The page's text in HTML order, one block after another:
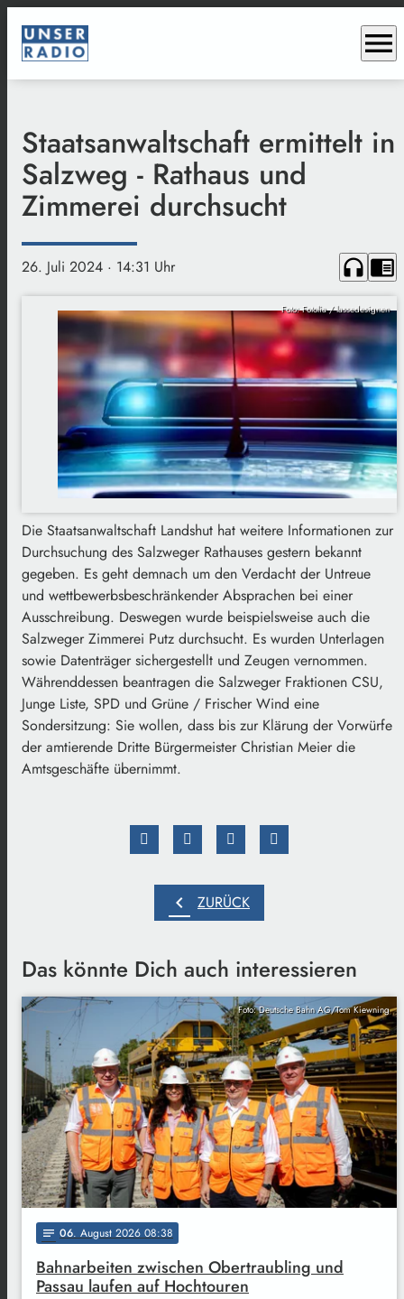
menu
Staatsanwaltschaft ermittelt in
Salzweg - Rathaus und
Zimmerei durchsucht
26. Juli 2024 · 14:31 Uhr headphones chrome_reader_mode
Foto: Fotolia / lassedesignen
Die Staatsanwaltschaft Landshut hat weitere Informationen zur
Durchsuchung des Salzweger Rathauses gestern bekannt
gegeben. Es geht demnach um den Verdacht der Untreue
und wettbewerbsbeschränkender Absprachen bei einer
Ausschreibung. Deswegen wurde beispielsweise auch die
Salzweger Zimmerei Putz durchsucht. Es wurden Unterlagen
sowie Datenträger sichergestellt und Zeugen vernommen.
Währenddessen beantragen die Salzweger Fraktionen CSU,
Junge Liste, SPD und Grüne / Frischer Wind eine
Sondersitzung: Sie wollen, dass bis zur Klärung der Vorwürfe
der amtierende Dritte Bürgermeister Christian Meier die
Amtsgeschäfte übernimmt.
chevron_left ZURÜCK
Das könnte Dich auch interessieren
Foto: Deutsche Bahn AG/Tom Kiewning
notes 06. August 2026 08:38
Bahnarbeiten zwischen Obertraubling und
Passau laufen auf Hochtouren